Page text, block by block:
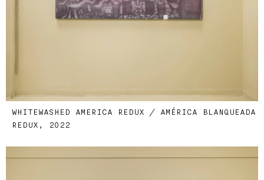
WHITEWASHED AMERICA REDUX / AMÉRICA BLANQUEADA
REDUX, 2022